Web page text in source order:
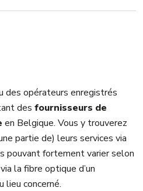
des opérateurs enregistrés
des fournisseurs de
en Belgique. Vous y trouverez
partie de) leurs services via
pouvant fortement varier selon
la fibre optique d’un
lieu concerné.